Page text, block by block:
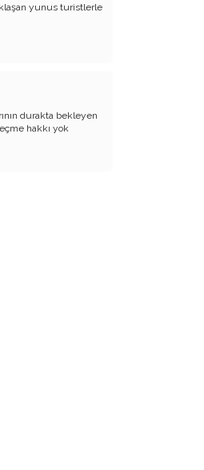
BİR
yunus turistlerle
durakta bekleyen
hakkı yok